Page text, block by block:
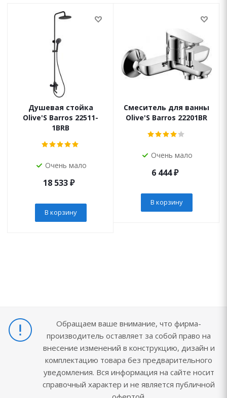
Душевая стойка
Olive'S Barros 22511-
1BRB
Очень мало
18 533₽
В корзину
Смеситель для ванны
Olive'S Barros 22201BR
Очень мало
6 444₽
В корзину
Обращаем ваше внимание, что фирма-
производитель оставляет за собой право на
внесение изменений в конструкцию, дизайн и
комплектацию товара без предварительного
уведомления. Вся информация на сайте носит
справочный характер и не является публичной